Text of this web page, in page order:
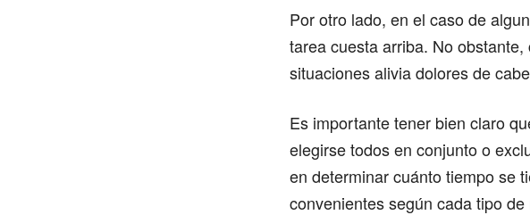
Por otro lado, en el caso de
tarea cuesta arriba. No
situaciones alivia dolores de
Es importante tener bien claro
elegirse todos en conjunto o
en determinar cuánto tiempo se
convenientes según cada tipo de